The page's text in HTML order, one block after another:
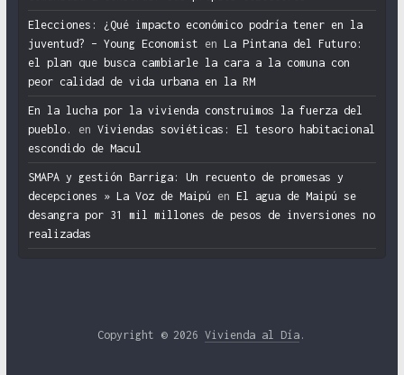
Elecciones: ¿Qué impacto económico podría tener en la
juventud? – Young Economist en La Pintana del Futuro:
el plan que busca cambiarle la cara a la comuna con
peor calidad de vida urbana en la RM
En la lucha por la vivienda construimos la fuerza del
pueblo.
en Viviendas soviéticas: El tesoro habitacional
escondido de Macul
SMAPA y gestión Barriga: Un recuento de promesas y
decepciones » La Voz de Maipú en El agua de Maipú se
desangra por 31 mil millones de pesos de inversiones no
realizadas
Copyright © 2026Vivienda al Día .